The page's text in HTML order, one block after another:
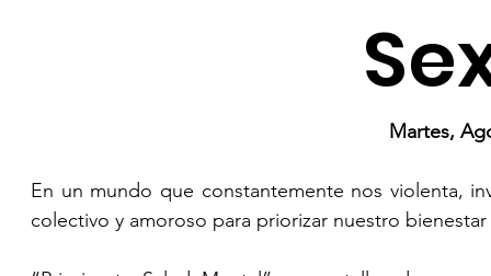
Martes,
En un mundo que constantemente nos violenta,
colectivo y amoroso para priorizar nuestro